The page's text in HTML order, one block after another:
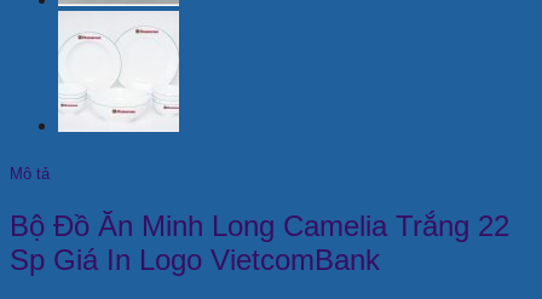
Mô tả
Bộ Đồ Ăn Minh Long Camelia Trắng 22
Sp Giá In Logo VietcomBank